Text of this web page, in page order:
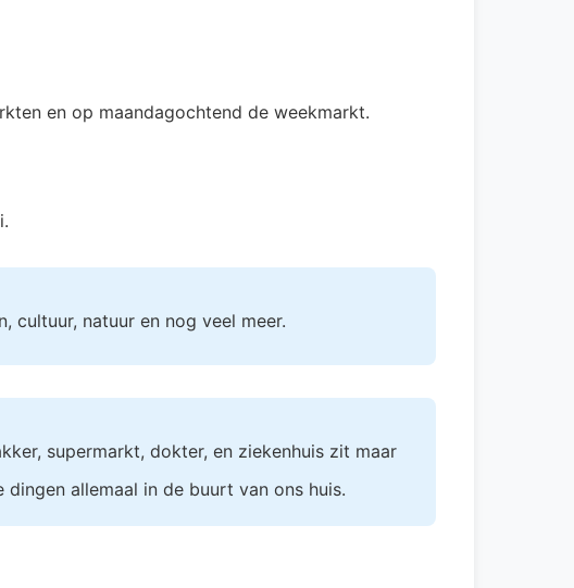
en op maandagochtend de weekmarkt.
cultuur, natuur en nog veel meer.
supermarkt, dokter, en ziekenhuis zit maar
allemaal in de buurt van ons huis.